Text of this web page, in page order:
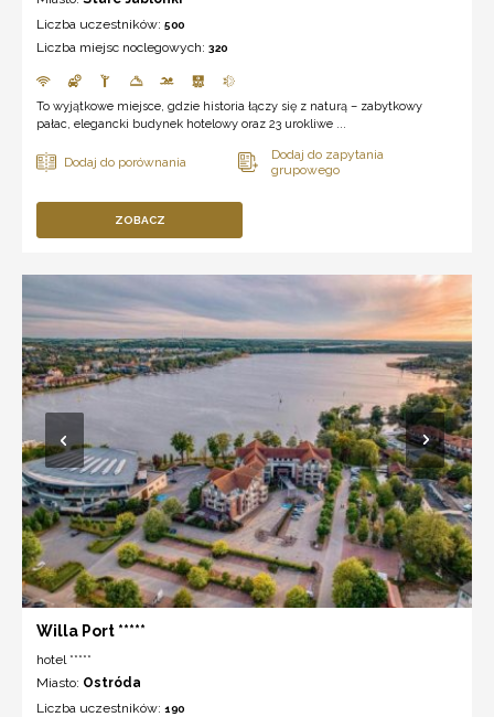
Liczba uczestników: 500
Liczba miejsc noclegowych: 320
To wyjątkowe miejsce, gdzie historia łączy się z naturą – zabytkowy
pałac, elegancki budynek hotelowy oraz 23 urokliwe ...
ZOBACZ
Willa Port *****
hotel *****
Miasto: Ostróda
Liczba uczestników: 190